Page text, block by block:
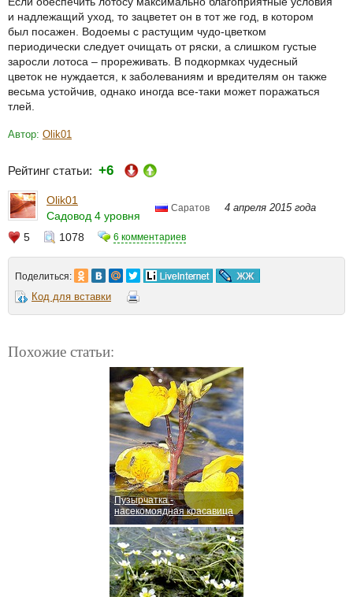
и надлежащий уход, то зацветет он в тот же год, в котором
был посажен. Водоемы с растущим чудо-цветком
периодически следует очищать от ряски, а слишком густые
заросли лотоса – прореживать. В подкормках чудесный
цветок не нуждается, к заболеваниям и вредителям он также
весьма устойчив, однако иногда все-таки может поражаться
тлей.
Автор: Olik01
Рейтинг статьи: +6
Olik01
Садовод 4 уровня
Саратов 4 апреля 2015 года
5 1078 6 комментариев
Поделиться:
Код для вставки
Похожие статьи:
Пузырчатка -
насекомоядная красавица